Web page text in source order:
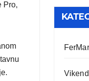
Pro,